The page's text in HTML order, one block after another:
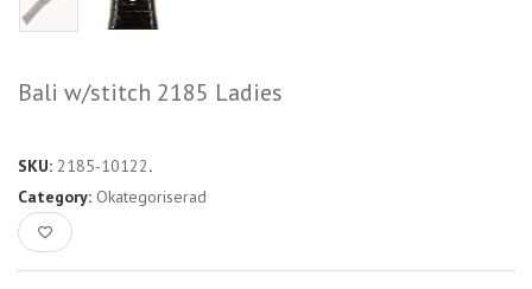
Bali w/stitch 2185 Ladies
SKU: 2185-10122.
Category: Okategoriserad